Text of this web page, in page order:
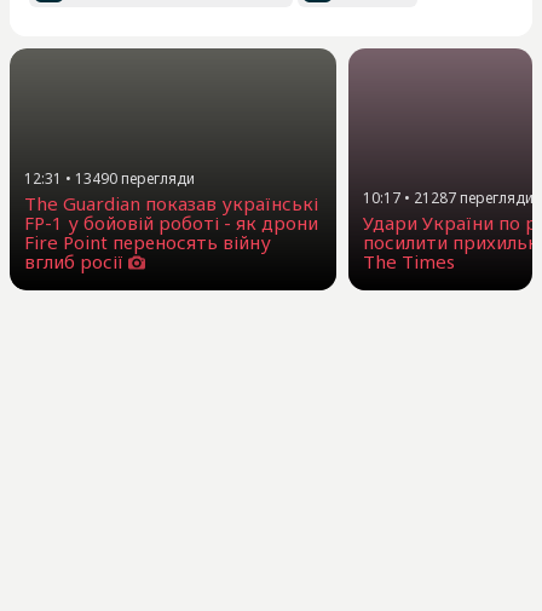
12:31 • 13490перегляди
The Guardian показав українські
FP-1 у бойовій роботі - як дрони
Fire Point переносять війну
вглиб росії
10:17 • 21287перегляди
Удари України по
посилити
The Times